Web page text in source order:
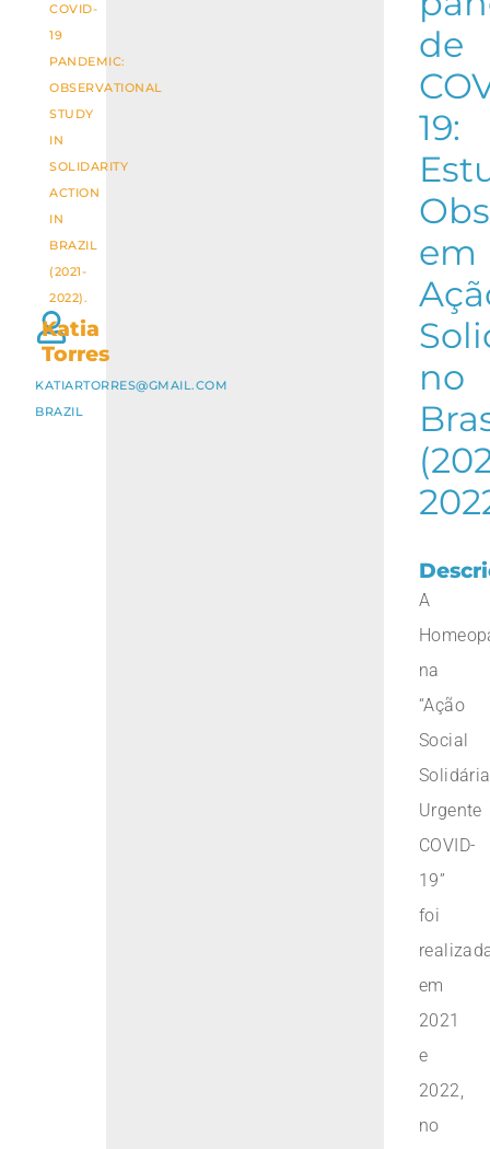
COVID-
19
PANDEMIC:
OBSERVATIONAL
STUDY
IN
SOLIDARITY
ACTION
IN
BRAZIL
(2021-
2022).
Katia
Torres
KATIARTORRES@GMAIL.COM
BRAZIL
de
19:
em
no
A
na
“Ação
Social
Solidária
Urgente
COVID-
19”
foi
em
2021
e
2022,
no